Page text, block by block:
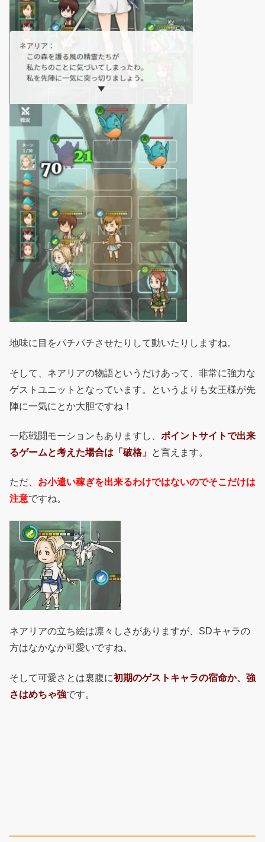
地味に目をパチパチさせたりして動いたりしますね。
そして、ネアリアの物語というだけあって、非常に強力な
ゲストユニットとなっています。というよりも女王様が先
陣に一気にとか大胆ですね！
一応戦闘モーションもありますし、 ポイントサイトで出来
るゲームと考えた場合は「破格」 と言えます。
ただ、 お小遣い稼ぎを出来るわけではないのでそこだけは
注意ですね。
ネアリアの立ち絵は凛々しさがありますが、SDキャラの
方はなかなか可愛いですね。
そして可愛さとは裏腹に初期のゲストキャラの宿命か、強
さはめちゃ強です。